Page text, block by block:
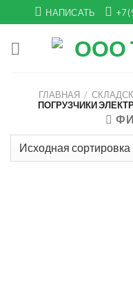
to
content
НАПИСАТЬ +7
ГЛАВНАЯ /
ПОГРУЗЧИКИ